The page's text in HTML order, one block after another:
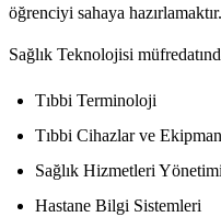
öğrenciyi sahaya hazırlamaktır.
Sağlık Teknolojisi
Tıbbi Terminoloji
Tıbbi Cihazlar ve
Sağlık Hizmetleri Yönetimi
Hastane Bilgi Sistemleri